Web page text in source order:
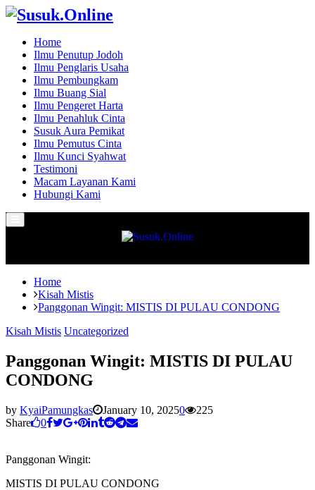
Home
Ilmu Penutup Jodoh
Ilmu Penglaris Usaha
Ilmu Pembungkam
Ilmu Buang Sial
Ilmu Pengeret Harta
Ilmu Penahluk Cinta
Susuk Aura Pemikat
Ilmu Pemutus Cinta
Ilmu Kunci Syahwat
Testimoni
Macam Layanan Kami
Hubungi Kami
Menu
Home
Kisah Mistis
Panggonan Wingit: MISTIS DI PULAU CONDONG
Kisah Mistis Uncategorized
Panggonan Wingit: MISTIS DI PULAU
CONDONG
by KyaiPamungkas January 10, 20250
225
Share
0
Panggonan Wingit:
MISTIS DI PULAU CONDONG